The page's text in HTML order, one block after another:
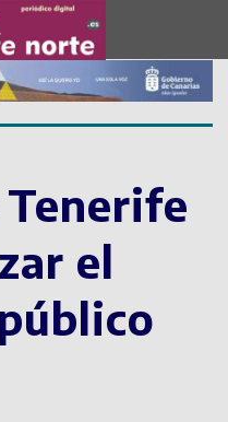
Tenerife
el